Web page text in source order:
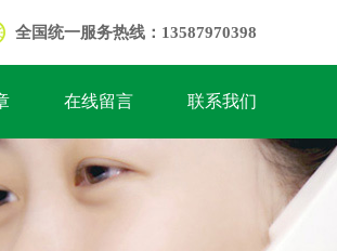
全国统一服务热线：13587970398
在线留言 联系我们